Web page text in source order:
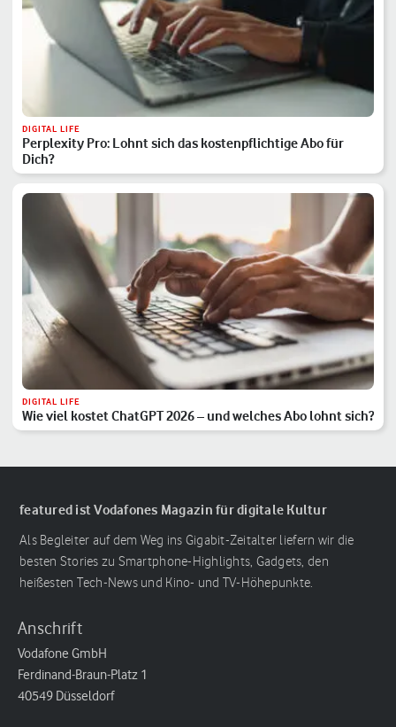
DIGITAL LIFE
Perplexity Pro: Lohnt sich das kostenpflichtige Abo für
Dich?
DIGITAL LIFE
Wie viel kostet ChatGPT 2026 – und welches Abo lohnt sich?
featured ist Vodafones Magazin für digitale Kultur
Als Begleiter auf dem Weg ins Gigabit-Zeitalter liefern wir die
besten Stories zu Smartphone-Highlights, Gadgets, den
heißesten Tech-News und Kino- und TV-Höhepunkte.
Anschrift
Vodafone GmbH
Ferdinand-Braun-Platz 1
40549 Düsseldorf